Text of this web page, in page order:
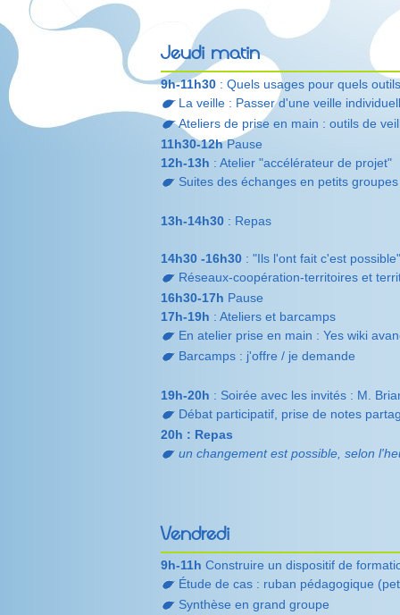
Jeudi matin
9h-11h30 : Quels usages pour quels
La veille : Passer d'une veille
Ateliers de prise en main : outils de
11h30-12hPause
12h-13h : Atelier "accélérateur de projet"
Suites des échanges en petits groupes
13h-14h30 : Repas
14h30 -16h30 : "Ils l'ont fait c'est
Réseaux-coopération-territoires et
16h30-17h Pause
17h-19h : Ateliers et barcamps
En atelier prise en main : Yes wiki
Barcamps : j'offre / je demande
19h-20h : Soirée avec les invités : M.
Débat participatif, prise de notes
20h : Repas
un changement est possible, selon
Vendredi
9h-11h Construire un dispositif de
Étude de cas : ruban pédagogique
Synthèse en grand groupe